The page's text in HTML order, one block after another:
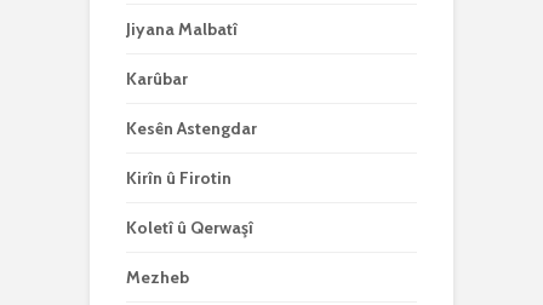
Jiyana Malbatî
Karûbar
Kesên Astengdar
Kirîn û Firotin
Koletî û Qerwaşî
Mezheb